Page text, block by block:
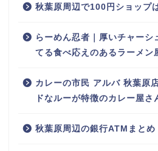
秋葉原周辺で100円ショップ
らーめん忍者｜厚いチャーシ
てる食べ応えのあるラーメン
カレーの市民 アルバ 秋葉原
ドなルーが特徴のカレー屋さ
秋葉原周辺の銀行ATMまとめ